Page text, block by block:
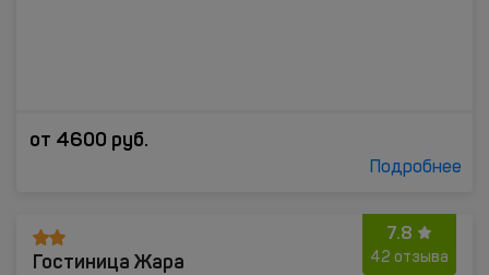
от 4600 руб.
Подробнее
7.8
42 отзыва
Гостиница Жара